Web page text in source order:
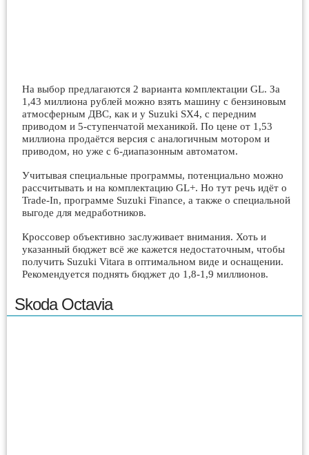
На выбор предлагаются 2 варианта комплектации GL. За
1,43 миллиона рублей можно взять машину с бензиновым
атмосферным ДВС, как и у Suzuki SX4, с передним
приводом и 5-ступенчатой механикой. По цене от 1,53
миллиона продаётся версия с аналогичным мотором и
приводом, но уже с 6-диапазонным автоматом.
Учитывая специальные программы, потенциально можно
рассчитывать и на комплектацию GL+. Но тут речь идёт о
Trade-In, программе Suzuki Finance, а также о специальной
выгоде для медработников.
Кроссовер объективно заслуживает внимания. Хоть и
указанный бюджет всё же кажется недостаточным, чтобы
получить Suzuki Vitara в оптимальном виде и оснащении.
Рекомендуется поднять бюджет до 1,8-1,9 миллионов.
Skoda Octavia